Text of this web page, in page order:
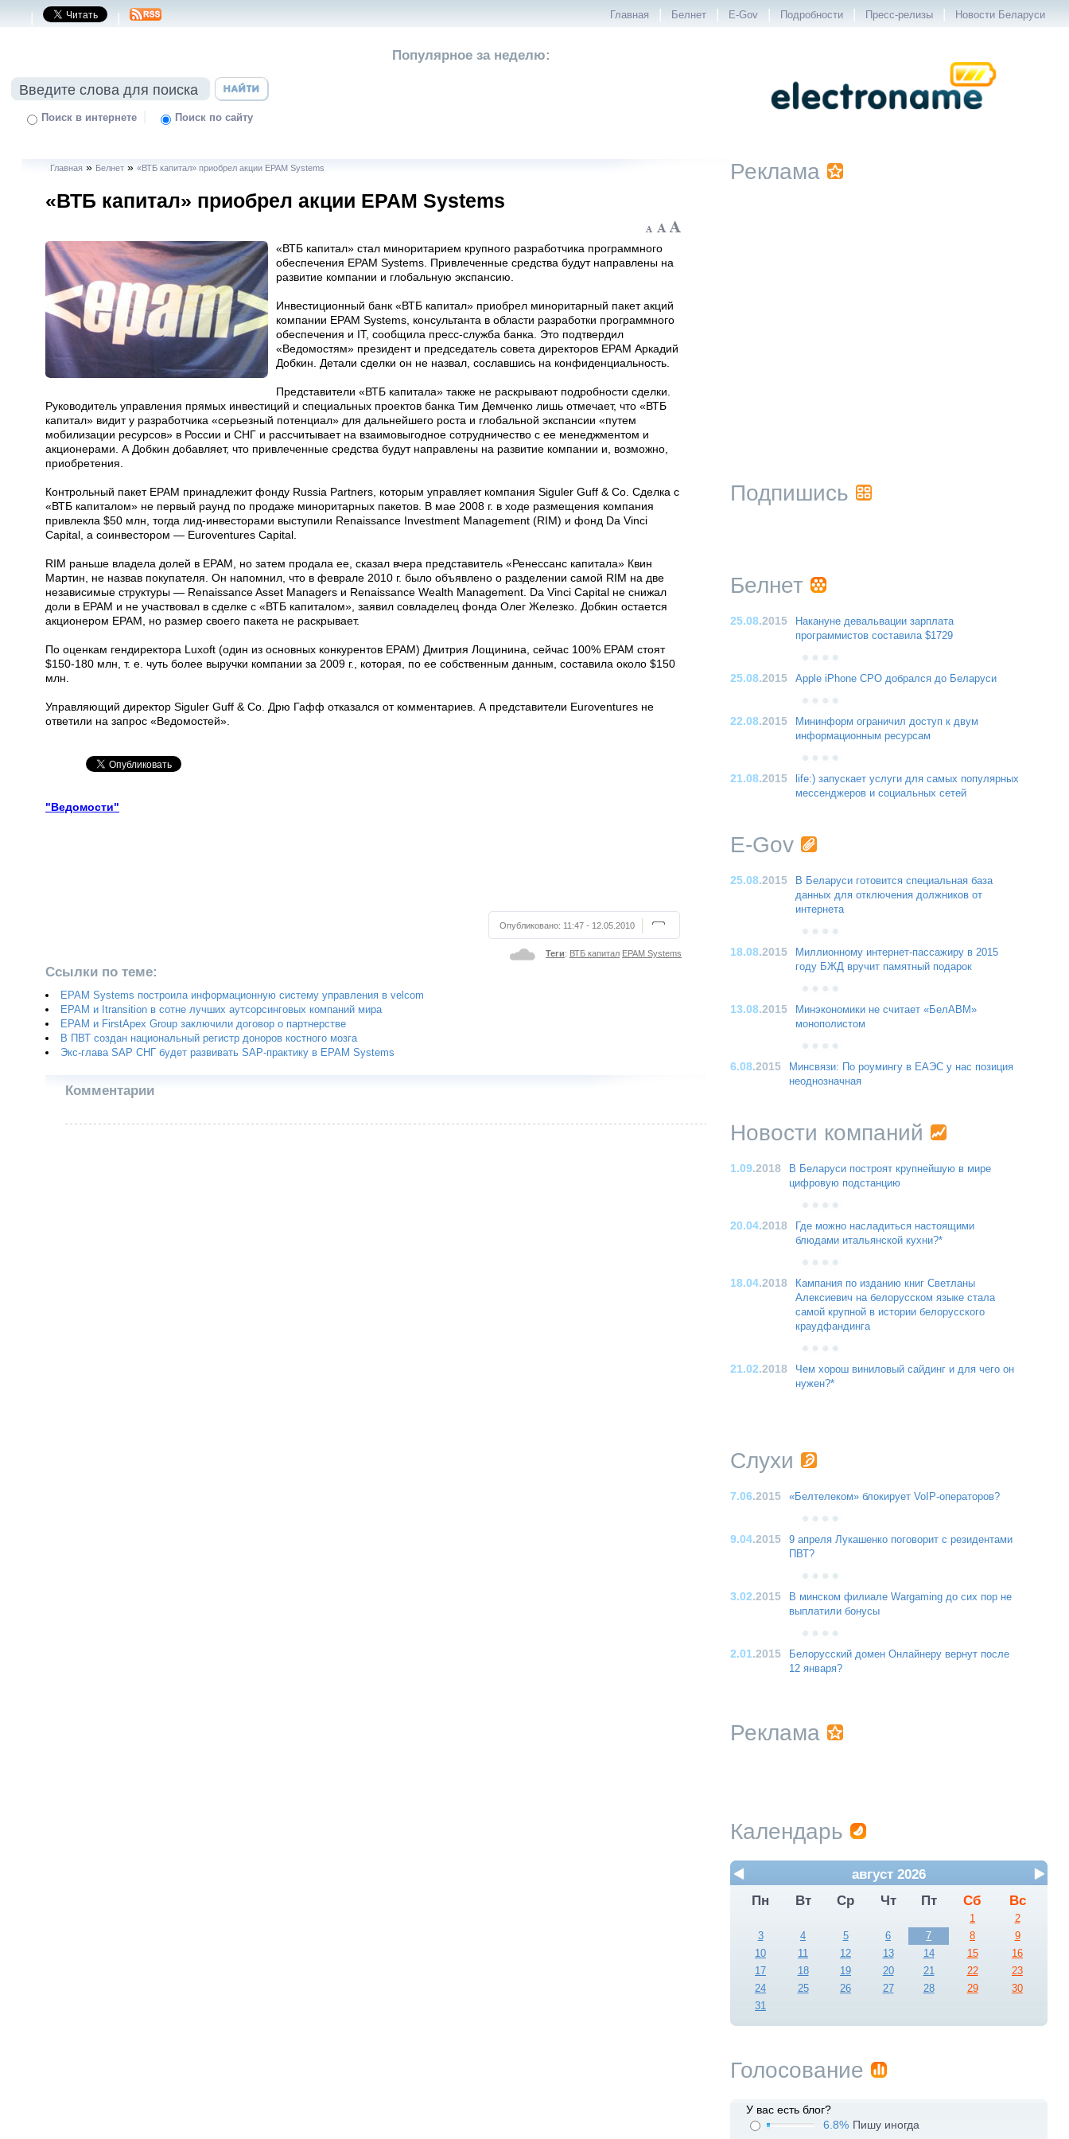
| | Главная | Белнет | E-Gov | Подробности | Пресс-релизы | Новости Беларуси
Поиск в интернете | Поиск по сайту
Популярное за неделю:
Главная » Белнет» «ВТБ капитал» приобрел акции EPAM Systems
«ВТБ капитал» приобрел акции EPAM Systems
«ВТБ капитал» стал миноритарием крупного разработчика программного
обеспечения EPAM Systems. Привлеченные средства будут направлены на
развитие компании и глобальную экспансию.
Инвестиционный банк «ВТБ капитал» приобрел миноритарный пакет акций
компании EPAM Systems, консультанта в области разработки программного
обеспечения и IT, сообщила пресс-служба банка. Это подтвердил
«Ведомостям» президент и председатель совета директоров EPAM Аркадий
Добкин. Детали сделки он не назвал, сославшись на конфиденциальность.
Представители «ВТБ капитала» также не раскрывают подробности сделки.
Руководитель управления прямых инвестиций и специальных проектов банка Тим Демченко лишь отмечает, что «ВТБ
капитал» видит у разработчика «серьезный потенциал» для дальнейшего роста и глобальной экспансии «путем
мобилизации ресурсов» в России и СНГ и рассчитывает на взаимовыгодное сотрудничество с ее менеджментом и
акционерами. А Добкин добавляет, что привлеченные средства будут направлены на развитие компании и, возможно,
приобретения.
Контрольный пакет EPAM принадлежит фонду Russia Partners, которым управляет компания Siguler Guff & Co. Сделка с
«ВТБ капиталом» не первый раунд по продаже миноритарных пакетов. В мае 2008 г. в ходе размещения компания
привлекла $50 млн, тогда лид-инвесторами выступили Renaissance Investment Management (RIM) и фонд Da Vinci
Capital, а соинвестором — Euroventures Capital.
RIM раньше владела долей в EPAM, но затем продала ее, сказал вчера представитель «Ренессанс капитала» Квин
Мартин, не назвав покупателя. Он напомнил, что в феврале 2010 г. было объявлено о разделении самой RIM на две
независимые структуры — Renaissance Asset Managers и Renaissance Wealth Management. Da Vinci Capital не снижал
доли в EPAM и не участвовал в сделке с «ВТБ капиталом», заявил совладелец фонда Олег Железко. Добкин остается
акционером EPAM, но размер своего пакета не раскрывает.
По оценкам гендиректора Luxoft (один из основных конкурентов EPAM) Дмитрия Лощинина, сейчас 100% EPAM стоят
$150-180 млн, т. е. чуть более выручки компании за 2009 г., которая, по ее собcтвенным данным, составила около $150
млн.
Управляющий директор Siguler Guff & Co. Дрю Гафф отказался от комментариев. А представители Euroventures не
ответили на запрос «Ведомостей».
"Ведомости"
Опубликовано: 11:47 - 12.05.2010
Теги: ВТБ капитал EPAM Systems
Ссылки по теме:
EPAM Systems построила информационную систему управления в velcom
EPAM и Itransition в сотне лучших аутсорсинговых компаний мира
EPAM и FirstApex Group заключили договор о партнерстве
В ПВТ создан национальный регистр доноров костного мозга
Экс-глава SAP СНГ будет развивать SAP-практику в EPAM Systems
Комментарии
Реклама
Подпишись
Белнет
25.08.2015
Накануне девальвации зарплата
программистов составила $1729
25.08.2015 Apple iPhone CPO добрался до Беларуси
22.08.2015
Мининформ ограничил доступ к двум
информационным ресурсам
21.08.2015
life:) запускает услуги для самых популярных
мессенджеров и социальных сетей
E-Gov
25.08.2015
В Беларуси готовится специальная база
данных для отключения должников от
интернета
18.08.2015
Миллионному интернет-пассажиру в 2015
году БЖД вручит памятный подарок
13.08.2015
Минэкономики не считает «БелАВМ»
монополистом
6.08.2015
Минсвязи: По роумингу в ЕАЭС у нас позиция
неоднозначная
Новости компаний
1.09.2018
В Беларуси построят крупнейшую в мире
цифровую подстанцию
20.04.2018
Где можно насладиться настоящими
блюдами итальянской кухни?*
18.04.2018
Кампания по изданию книг Светланы
Алексиевич на белорусском языке стала
самой крупной в истории белорусского
краудфандинга
21.02.2018
Чем хорош виниловый сайдинг и для чего он
нужен?*
Слухи
7.06.2015 «Белтелеком» блокирует VoIP-операторов?
9.04.2015
9 апреля Лукашенко поговорит с резидентами
ПВТ?
3.02.2015
В минском филиале Wargaming до сих пор не
выплатили бонусы
2.01.2015
Белорусский домен Онлайнеру вернут после
12 января?
Реклама
Календарь
август 2026
Пн
Вт Ср Чт Пт Сб Вс
1
2
3
4 5 6 7 8
9
10
11 12 13 14 15
16
17
18 19 20 21 22
23
24
25 26 27 28 29
30
31
Голосование
У вас есть блог?
6.8% Пишу иногда